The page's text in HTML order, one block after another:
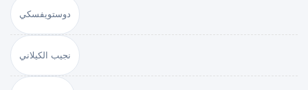
دوستويفسكي
نجيب الكيلاني